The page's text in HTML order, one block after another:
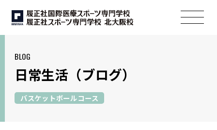
BLOG
日常生活 （ブログ）
バスケットボールコース